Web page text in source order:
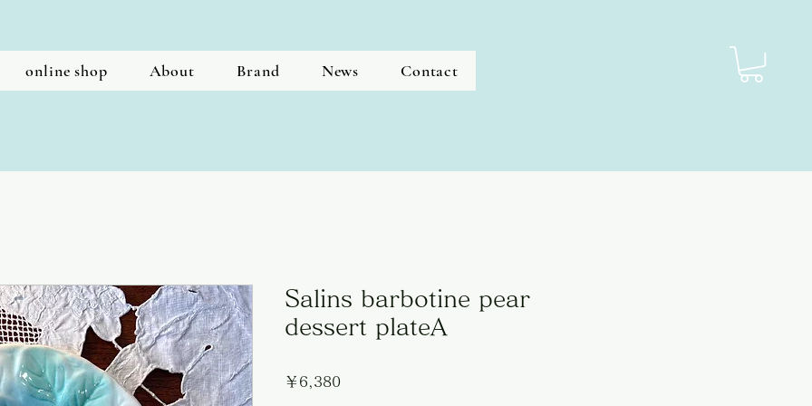
online shop About Brand News Contact
Salins barbotine pear
dessert plateA
￥6,380